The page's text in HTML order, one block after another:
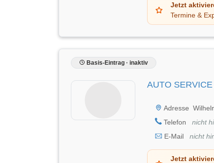
Jetzt
Termine &
Basis-Eintrag · inaktiv
AUTO
Adresse
Telefon
nicht
E-Mail
nicht
Jetzt